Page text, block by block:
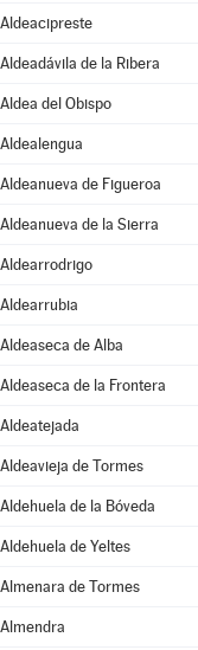
Aldeacipreste
Aldeadávila de la Ribera
Aldea del Obispo
Aldealengua
Aldeanueva de Figueroa
Aldeanueva de la Sierra
Aldearrodrigo
Aldearrubia
Aldeaseca de Alba
Aldeaseca de la Frontera
Aldeatejada
Aldeavieja de Tormes
Aldehuela de la Bóveda
Aldehuela de Yeltes
Almenara de Tormes
Almendra